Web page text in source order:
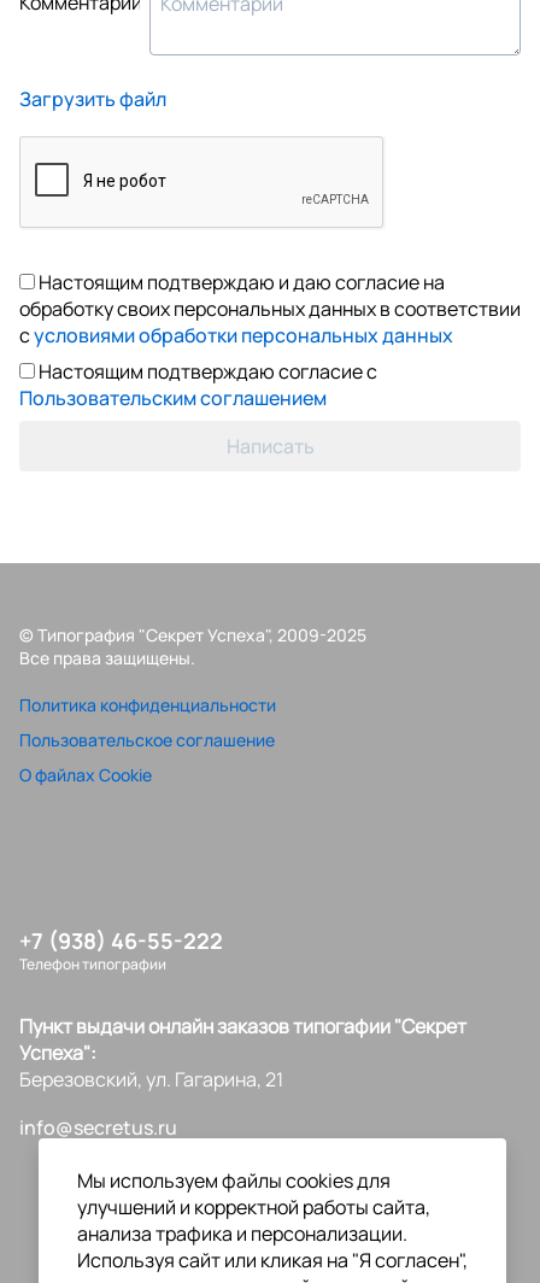
Загрузить файл
Настоящим подтверждаю и даю согласие на
обработку своих персональных данных в соответствии
сусловиями обработки персональных данных
Настоящим подтверждаю согласие с
Пользовательским соглашением
Написать
© Типография "Секрет Успеха", 2009-2025
Все права защищены.
Политика конфиденциальности
Пользовательское соглашение
О файлах Cookie
+7 (938) 46-55-222
Телефон типографии
Пункт выдачи онлайн заказов типогафии "Секрет
Успеха":
Березовский, ул. Гагарина, 21
info@secretus.ru
Мы используем файлы cookies для
улучшений и корректной работы сайта,
анализа трафика и персонализации.
Используя сайт или кликая на "Я согласен",